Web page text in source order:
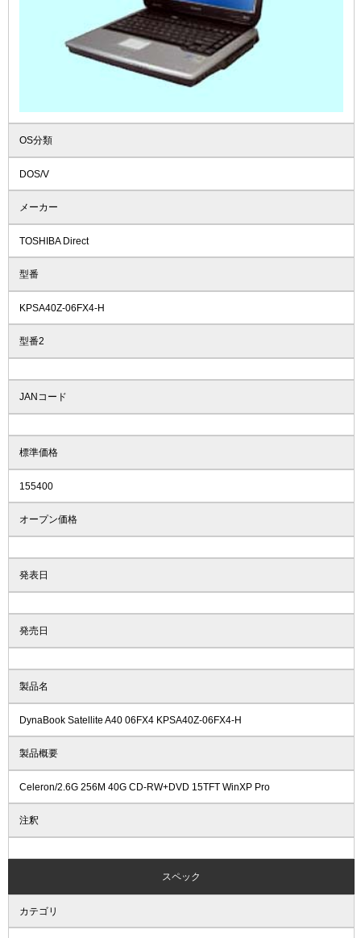
OS分類
DOS/V
メーカー
TOSHIBA Direct
型番
KPSA40Z-06FX4-H
型番2
JANコード
標準価格
155400
オープン価格
発表日
発売日
製品名
DynaBook Satellite A40 06FX4 KPSA40Z-06FX4-H
製品概要
Celeron/2.6G 256M 40G CD-RW+DVD 15TFT WinXP Pro
注釈
スペック
カテゴリ